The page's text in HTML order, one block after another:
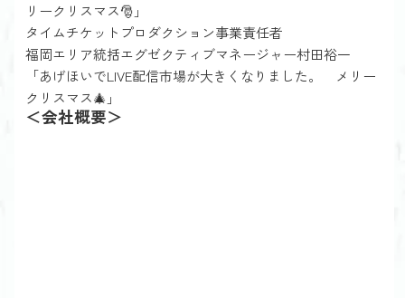
リークリスマス🎅」
タイムチケットプロダクション事業責任者
福岡エリア統括エグゼクティブマネージャー村田裕一
「あげほいでLIVE配信市場が大きくなりました。 メリー
クリスマス🎄」
＜会社概要＞